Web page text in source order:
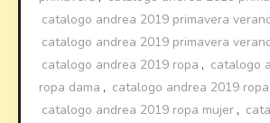
catalogo andrea 2019 primavera
catalogo andrea 2019 primavera
catalogo andrea 2019 ropa , catalogo
ropa dama , catalogo andrea 2019
catalogo andrea 2019 ropa mujer ,